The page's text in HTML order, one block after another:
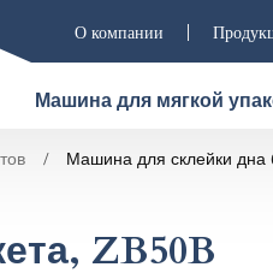
О компании
Машина для мягкой
Машина для склейки дна
ZB50B